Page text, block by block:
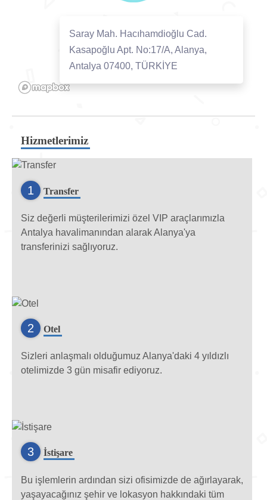
Saray Mah. Hacıhamdioğlu Cad.
Kasapoğlu Apt. No:17/A, Alanya,
Antalya 07400, TÜRKİYE
Hizmetlerimiz
1 Transfer
Siz değerli müşterilerimizi özel VIP araçlarımızla
Antalya havalimanından alarak Alanya'ya
transferinizi sağlıyoruz.
2 Otel
Sizleri anlaşmalı olduğumuz Alanya'daki 4 yıldızlı
otelimizde 3 gün misafir ediyoruz.
3 İstişare
Bu işlemlerin ardından sizi ofisimizde de ağırlayarak,
yaşayacağınız şehir ve lokasyon hakkındaki tüm